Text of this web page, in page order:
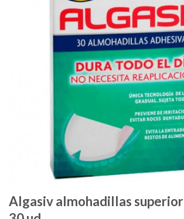
Algasiv almohadillas